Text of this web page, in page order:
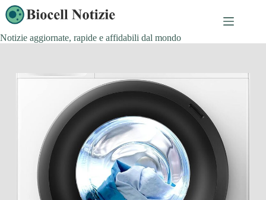
Salta
al
contenuto
Notizie aggiornate, rapide e affidabili dal mondo